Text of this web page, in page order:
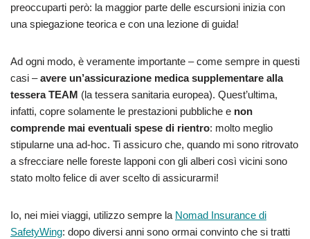
preoccuparti però: la maggior parte delle escursioni inizia con
una spiegazione teorica e con una lezione di guida!
Ad ogni modo, è veramente importante – come sempre in questi
casi –avere un’assicurazione medica supplementare alla
tessera TEAM (la tessera sanitaria europea). Quest’ultima,
infatti, copre solamente le prestazioni pubbliche e non
comprende mai eventuali spese di rientro: molto meglio
stipularne una ad-hoc. Ti assicuro che, quando mi sono ritrovato
a sfrecciare nelle foreste lapponi con gli alberi così vicini sono
stato molto felice di aver scelto di assicurarmi!
Io, nei miei viaggi, utilizzo sempre la Nomad Insurance di
SafetyWing: dopo diversi anni sono ormai convinto che si tratti